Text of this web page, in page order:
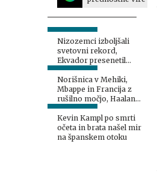
Nizozemci izboljšali
svetovni rekord,
Ekvador presenetil
Nemčijo, Japonci proti
Brazilcem
Norišnica v Mehiki,
Mbappe in Francija z
rušilno močjo, Haaland
rešil Norveško #video
Kevin Kampl po smrti
očeta in brata našel mir
na španskem otoku